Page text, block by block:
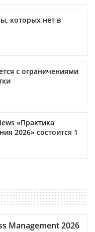
которых нет в
с ограничениями
«Практика
2026» состоится 1
Management 2026